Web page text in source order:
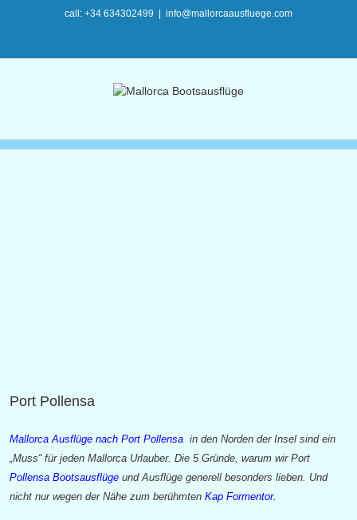
call: +34 634302499 info@mallorcaausfluege.com
Port Pollensa
Mallorca Ausflüge nach Port Pollensa in den Norden der Insel sind ein
„Muss“ für jeden Mallorca Urlauber. Die 5 Gründe, warum wir Port
Pollensa Bootsausflüge und Ausflüge generell besonders lieben. Und
nicht nur wegen der Nähe zum berühmten Kap Formentor.